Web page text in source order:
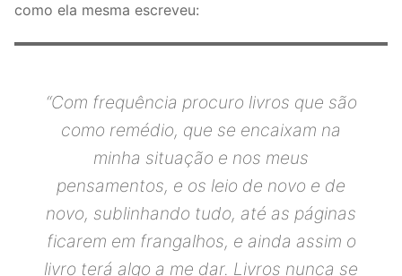
como ela mesma escreveu:
“Com frequência procuro livros que são
como remédio, que se encaixam na
minha situação e nos meus
pensamentos, e os leio de novo e de
novo, sublinhando tudo, até as páginas
ficarem em frangalhos, e ainda assim o
livro terá algo a me dar. Livros nunca se